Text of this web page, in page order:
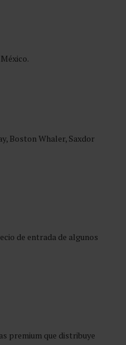
Boston Whaler, Saxdor
de entrada de algunos
premium que distribuye